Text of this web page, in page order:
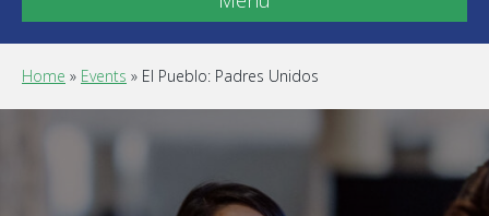
Home » Events » El Pueblo: Padres Unidos